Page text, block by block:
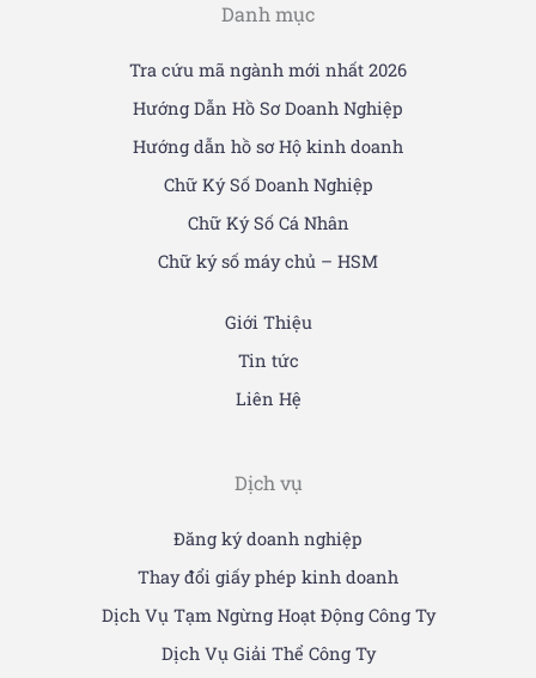
Danh mục
Tra cứu mã ngành mới nhất 2026
Hướng Dẫn Hồ Sơ Doanh Nghiệp
Hướng dẫn hồ sơ Hộ kinh doanh
Chữ Ký Số Doanh Nghiệp
Chữ Ký Số Cá Nhân
Chữ ký số máy chủ – HSM
Giới Thiệu
Tin tức
Liên Hệ
Dịch vụ
Đăng ký doanh nghiệp
Thay đổi giấy phép kinh doanh
Dịch Vụ Tạm Ngừng Hoạt Động Công Ty
Dịch Vụ Giải Thể Công Ty